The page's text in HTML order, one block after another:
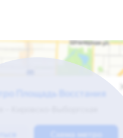
под витрины,
за счёт